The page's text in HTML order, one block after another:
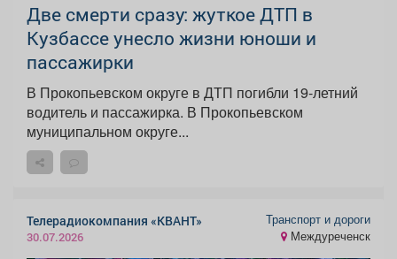
Две смерти сразу: жуткое ДТП в
Кузбассе унесло жизни юноши и
пассажирки
В Прокопьевском округе в ДТП погибли 19-летний
водитель и пассажирка. В Прокопьевском
муниципальном округе...
Телерадиокомпания «КВАНТ»
30.07.2026
Транспорт и дороги
Междуреченск